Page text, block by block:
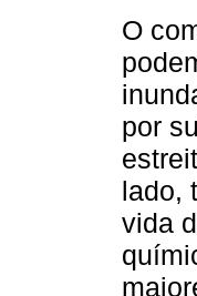
O
por
lado,
vida